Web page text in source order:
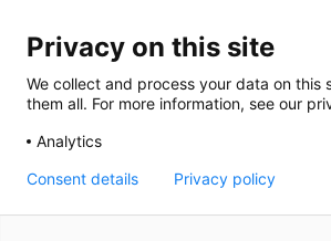
Powered by SURF
Privacy on this site
We collect and process your data on
them all. For more information, see our
Analytics
Consent details Privacy policy